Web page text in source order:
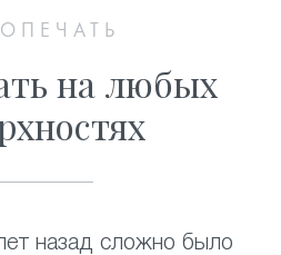
на любых
назад сложно было